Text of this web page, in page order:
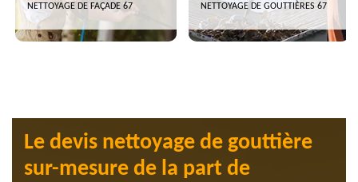
NETTOYAGE DE FAÇADE 67 NETTOYAGE DE GOUTTIÈRES 67
Le devis nettoyage de gouttière
sur-mesure de la part de